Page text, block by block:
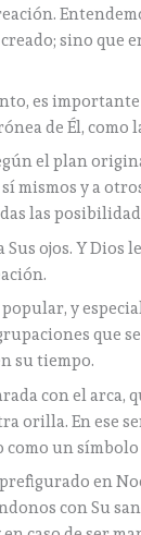
sino que
es
de Él,
el plan
mismos y a
las
ojos. Y Dios
y
que
su tiempo.
con el arca,
orilla. En ese
un símbolo
en
con Su